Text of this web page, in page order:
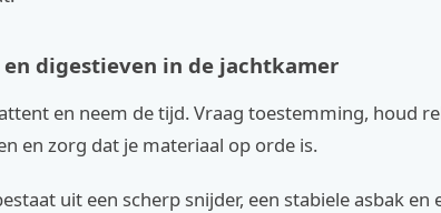
en digestieven in de jachtkamer
en neem de tijd. Vraag toestemming, houd
en zorg dat je materiaal op orde is.
uit een scherp snijder, een stabiele asbak en